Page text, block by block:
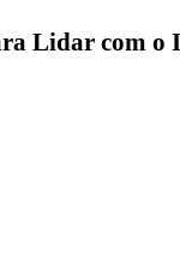
Lidar com o